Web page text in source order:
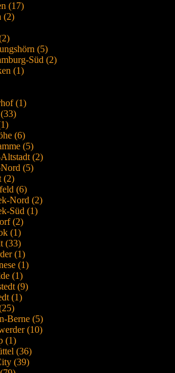
(17)
(2)
(5)
Süd (2)
(1)
(1)
(6)
(5)
(2)
(5)
(2)
(6)
Nord (2)
Süd (1)
(2)
(1)
(33)
(1)
(1)
(1)
(9)
(1)
Berne (5)
(10)
(1)
(36)
(39)